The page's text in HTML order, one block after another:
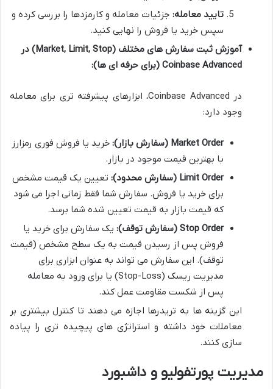
تایید معامله: جزئیات معامله و کارمزدها را بررسی کرده و
سپس خرید یا فروش را نهایی کنید.
آموزش ثبت سفارش های مختلف (Market, Limit, Stop) در
Coinbase Advanced (برای حرفه ای ها):
در Coinbase Advanced، ابزارهای پیشرفته تری برای معامله
وجود دارد:
Market Order (سفارش بازار):
خرید یا فروش فوری رمزارز
با بهترین قیمت موجود در بازار.
Limit Order (سفارش محدود):
تعیین یک قیمت مشخص
برای خرید یا فروش. سفارش شما فقط زمانی اجرا می شود
که قیمت بازار به قیمت تعیین شده شما برسد.
Stop Order (سفارش توقف):
یک سفارش برای خرید یا
فروش پس از رسیدن قیمت به یک سطح مشخص (قیمت
توقف). این سفارش می تواند به عنوان ابزاری برای
مدیریت ریسک (Stop-Loss) یا برای ورود به معامله
پس از شکست مقاومت عمل کند.
این گزینه ها به تریدرها اجازه می دهند تا کنترل بیشتری بر
معاملات خود داشته و استراتژی های پیچیده تری را پیاده
سازی کنند.
مدیریت پورتفولیو و داشبورد